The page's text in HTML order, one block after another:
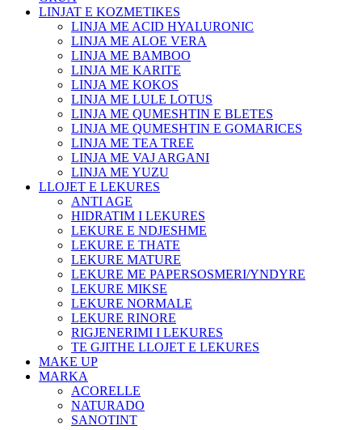
LINJAT E KOZMETIKES
LINJA ME ACID HYALURONIC
LINJA ME ALOE VERA
LINJA ME BAMBOO
LINJA ME KARITE
LINJA ME KOKOS
LINJA ME LULE LOTUS
LINJA ME QUMESHTIN E BLETES
LINJA ME QUMESHTIN E GOMARICES
LINJA ME TEA TREE
LINJA ME VAJ ARGANI
LINJA ME YUZU
LLOJET E LEKURES
ANTI AGE
HIDRATIM I LEKURES
LEKURE E NDJESHME
LEKURE E THATE
LEKURE MATURE
LEKURE ME PAPERSOSMERI/YNDYRE
LEKURE MIKSE
LEKURE NORMALE
LEKURE RINORE
RIGJENERIMI I LEKURES
TE GJITHE LLOJET E LEKURES
MAKE UP
MARKA
ACORELLE
NATURADO
SANOTINT